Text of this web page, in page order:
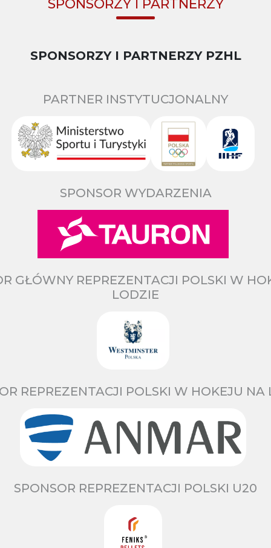
SPONSORZY I PARTNERZY
SPONSORZY I PARTNERZY PZHL
PARTNER INSTYTUCJONALNY
SPONSOR WYDARZENIA
GŁÓWNY REPREZENTACJI POLSKI W
LODZIE
REPREZENTACJI POLSKI W HOKEJU NA
SPONSOR REPREZENTACJI POLSKI U20